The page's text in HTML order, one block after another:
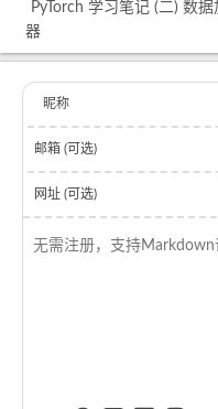
PyTorch 学习笔记 (二) 数据
器
昵称
邮箱 (可选)
网址 (可选)